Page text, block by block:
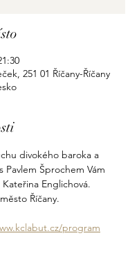
251 01 Říčany-Říčany
divokého baroka a
Šprochem Vám
Englichová.
Říčany.
program